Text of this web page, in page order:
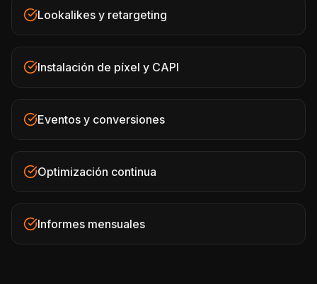
Lookalikes y retargeting
Instalación de píxel y CAPI
Eventos y conversiones
Optimización continua
Informes mensuales